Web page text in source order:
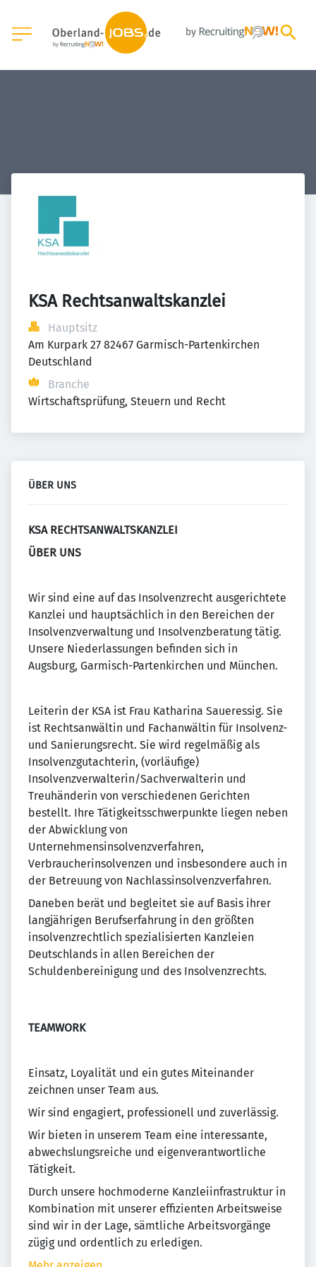
KSA Rechtsanwaltskanzlei
Hauptsitz
Am Kurpark 27 82467 Garmisch-Partenkirchen
Deutschland
Branche
Wirtschaftsprüfung, Steuern und Recht
ÜBER UNS
KSA RECHTSANWALTSKANZLEI
ÜBER UNS
Wir sind eine auf das Insolvenzrecht ausgerichtete
Kanzlei und hauptsächlich in den Bereichen der
Insolvenzverwaltung und Insolvenzberatung tätig.
Unsere Niederlassungen befinden sich in
Augsburg, Garmisch-Partenkirchen und München.
Leiterin der KSA ist Frau Katharina Saueressig. Sie
ist Rechtsanwältin und Fachanwältin für Insolvenz-
und Sanierungsrecht. Sie wird regelmäßig als
Insolvenzgutachterin, (vorläufige)
Insolvenzverwalterin/Sachverwalterin und
Treuhänderin von verschiedenen Gerichten
bestellt. Ihre Tätigkeitsschwerpunkte liegen neben
der Abwicklung von
Unternehmensinsolvenzverfahren,
Verbraucherinsolvenzen und insbesondere auch in
der Betreuung von Nachlassinsolvenzverfahren.
Daneben berät und begleitet sie auf Basis ihrer
langjährigen Berufserfahrung in den größten
insolvenzrechtlich spezialisierten Kanzleien
Deutschlands in allen Bereichen der
Schuldenbereinigung und des Insolvenzrechts.
TEAMWORK
Einsatz, Loyalität und ein gutes Miteinander
zeichnen unser Team aus.
Wir sind engagiert, professionell und zuverlässig.
Wir bieten in unserem Team eine interessante,
abwechslungsreiche und eigenverantwortliche
Tätigkeit.
Durch unsere hochmoderne Kanzleiinfrastruktur in
Kombination mit unserer effizienten Arbeitsweise
sind wir in der Lage, sämtliche Arbeitsvorgänge
zügig und ordentlich zu erledigen.